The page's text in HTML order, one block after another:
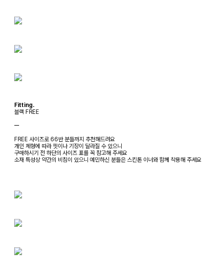
Fitting.
블랙 FREE
ㅡ
FREE 사이즈로 66반 분들까지 추천해드려요
개인 체형에 따라 핏이나 기장이 달라질 수 있으니
구매하시기 전 하단의 사이즈 표를 꼭 참고해 주세요
소재 특성상 약간의 비침이 있으니 예민하신 분들은 스킨톤 이너와 함께 착용해 주세요